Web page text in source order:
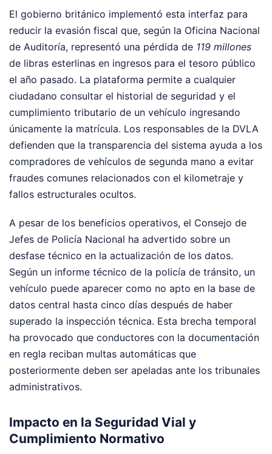
El gobierno británico implementó esta interfaz para
reducir la evasión fiscal que, según la Oficina Nacional
de Auditoría, representó una pérdida de 119 millones
de libras esterlinas en ingresos para el tesoro público
el año pasado. La plataforma permite a cualquier
ciudadano consultar el historial de seguridad y el
cumplimiento tributario de un vehículo ingresando
únicamente la matrícula. Los responsables de la DVLA
defienden que la transparencia del sistema ayuda a los
compradores de vehículos de segunda mano a evitar
fraudes comunes relacionados con el kilometraje y
fallos estructurales ocultos.
A pesar de los beneficios operativos, el Consejo de
Jefes de Policía Nacional ha advertido sobre un
desfase técnico en la actualización de los datos.
Según un informe técnico de la policía de tránsito, un
vehículo puede aparecer como no apto en la base de
datos central hasta cinco días después de haber
superado la inspección técnica. Esta brecha temporal
ha provocado que conductores con la documentación
en regla reciban multas automáticas que
posteriormente deben ser apeladas ante los tribunales
administrativos.
Impacto en la Seguridad Vial y
Cumplimiento Normativo